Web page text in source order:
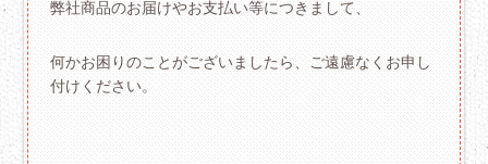
弊社商品のお届けやお支払い等につきまして、
何かお困りのことがございましたら、ご遠慮なくお申し
付けください。